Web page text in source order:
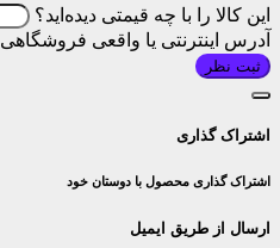
این کالا را با چه قیمتی دیده‌اید؟
آدرس اینترنتی یا واقعی فروشگاهی
ثبت نظر
اشتراک گذاری
اشتراک گذاری محصول با دوستان خود
ارسال از طریق ایمیل